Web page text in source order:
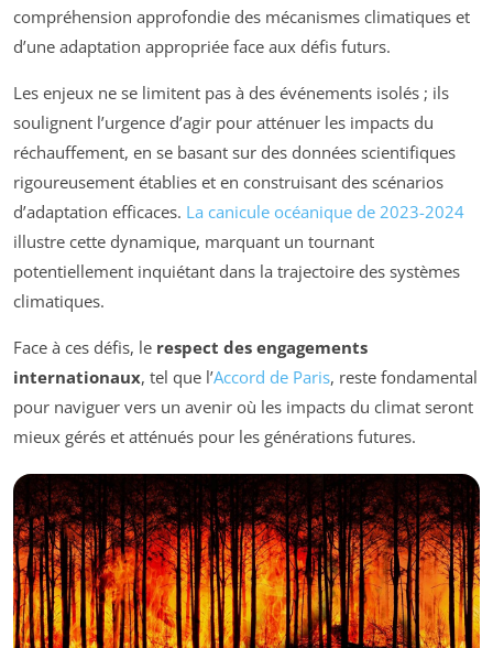
compréhension approfondie des mécanismes climatiques et
d’une adaptation appropriée face aux défis futurs.
Les enjeux ne se limitent pas à des événements isolés ; ils
soulignent l’urgence d’agir pour atténuer les impacts du
réchauffement, en se basant sur des données scientifiques
rigoureusement établies et en construisant des scénarios
d’adaptation efficaces. La canicule océanique de 2023-2024
illustre cette dynamique, marquant un tournant
potentiellement inquiétant dans la trajectoire des systèmes
climatiques.
Face à ces défis, le respect des engagements
internationaux, tel que l’Accord de Paris, reste fondamental
pour naviguer vers un avenir où les impacts du climat seront
mieux gérés et atténués pour les générations futures.